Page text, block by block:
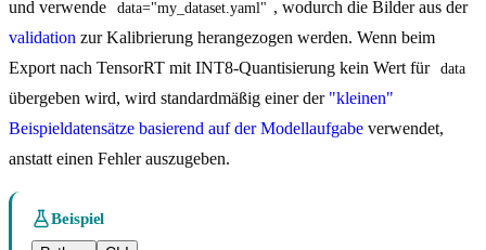
und verwende
data="my_dataset.yaml" , wodurch die Bilder aus der
validation zur Kalibrierung herangezogen werden. Wenn beim
Export nach TensorRT mit INT8-Quantisierung kein Wert für data
übergeben wird, wird standardmäßig einer der "kleinen"
Beispieldatensätze basierend auf der Modellaufgabe verwendet,
anstatt einen Fehler auszugeben.
Beispiel